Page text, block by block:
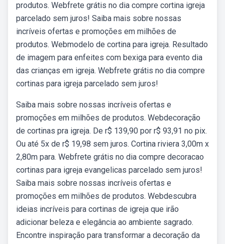
produtos. Webfrete grátis no dia compre cortina igreja
parcelado sem juros! Saiba mais sobre nossas
incríveis ofertas e promoções em milhões de
produtos. Webmodelo de cortina para igreja. Resultado
de imagem para enfeites com bexiga para evento dia
das crianças em igreja. Webfrete grátis no dia compre
cortinas para igreja parcelado sem juros!
Saiba mais sobre nossas incríveis ofertas e
promoções em milhões de produtos. Webdecoração
de cortinas pra igreja. De r$ 139,90 por r$ 93,91 no pix.
Ou até 5x de r$ 19,98 sem juros. Cortina riviera 3,00m x
2,80m para. Webfrete grátis no dia compre decoracao
cortinas para igreja evangelicas parcelado sem juros!
Saiba mais sobre nossas incríveis ofertas e
promoções em milhões de produtos. Webdescubra
ideias incríveis para cortinas de igreja que irão
adicionar beleza e elegância ao ambiente sagrado.
Encontre inspiração para transformar a decoração da